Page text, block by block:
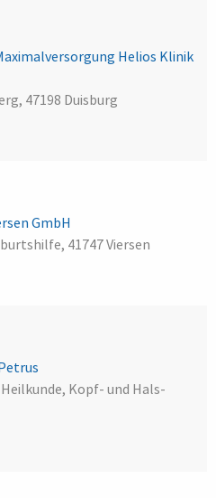
Helios Klinik
47198 Duisburg
GmbH
41747 Viersen
Kopf- und Hals-